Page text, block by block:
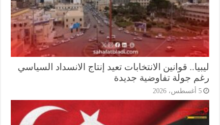
قوانين الانتخابات تعيد إنتاج الانسداد السياسي
جولة تفاوضية جديدة